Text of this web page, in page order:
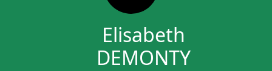
Elisabeth
DEMONTY